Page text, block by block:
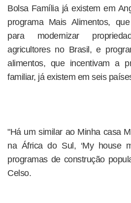
Bolsa Família já existem em
programa Mais Alimentos,
para modernizar
agricultores no Brasil, e
alimentos, que incentivam a
familiar, já existem em seis
"Há um similar ao Minha casa
na África do Sul, ‘My house
programas de construção
Celso.